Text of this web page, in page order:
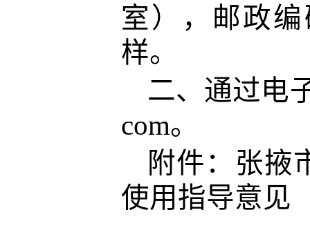
室），邮政
样。
二、通过电
com。
附件：张掖
使用指导意见